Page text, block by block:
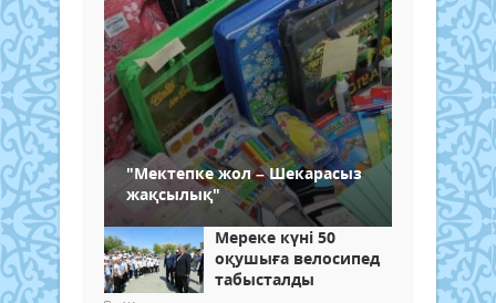
"Мектепке жол – Шекарасыз
жақсылық"
Мереке күні 50
оқушыға велосипед
табысталды